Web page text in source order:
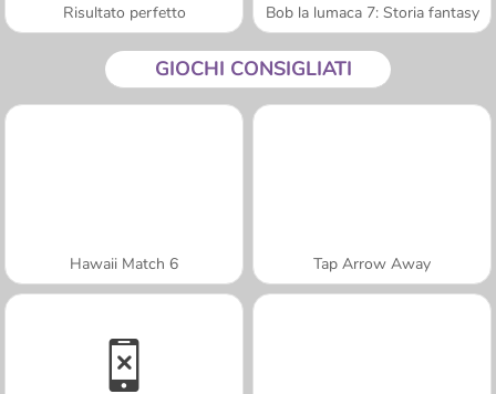
Risultato perfetto Bob la lumaca 7: Storia fantasy
GIOCHI CONSIGLIATI
Hawaii Match 6 Tap Arrow Away